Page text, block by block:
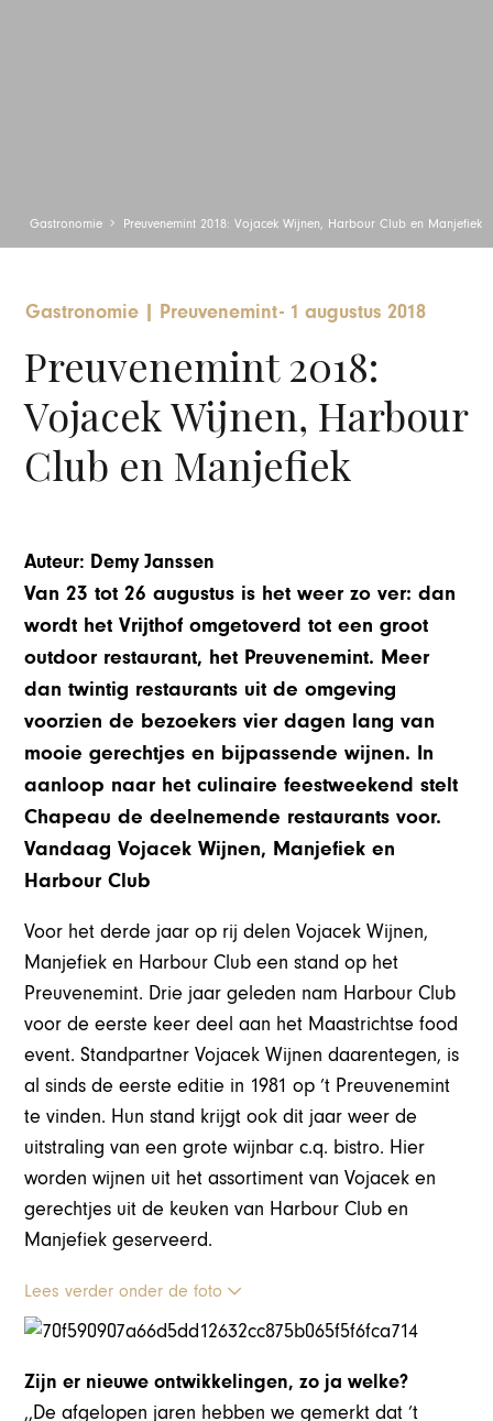
Gastronomie Preuvenemint 2018: Vojacek Wijnen, Harbour Club en Manjefiek
Gastronomie Preuvenemint- 1 augustus 2018
Preuvenemint 2018:
Vojacek Wijnen, Harbour
Club en Manjefiek
Auteur: Demy Janssen
Van 23 tot 26 augustus is het weer zo ver: dan
wordt het Vrijthof omgetoverd tot een groot
outdoor restaurant, het Preuvenemint. Meer
dan twintig restaurants uit de omgeving
voorzien de bezoekers vier dagen lang van
mooie gerechtjes en bijpassende wijnen. In
aanloop naar het culinaire feestweekend stelt
Chapeau de deelnemende restaurants voor.
Vandaag Vojacek Wijnen, Manjefiek en
Harbour Club
Voor het derde jaar op rij delen Vojacek Wijnen,
Manjefiek en Harbour Club een stand op het
Preuvenemint. Drie jaar geleden nam Harbour Club
voor de eerste keer deel aan het Maastrichtse food
event. Standpartner Vojacek Wijnen daarentegen, is
al sinds de eerste editie in 1981 op ’t Preuvenemint
te vinden. Hun stand krijgt ook dit jaar weer de
uitstraling van een grote wijnbar c.q. bistro. Hier
worden wijnen uit het assortiment van Vojacek en
gerechtjes uit de keuken van Harbour Club en
Manjefiek geserveerd.
Lees verder onder de foto
Zijn er nieuwe ontwikkelingen, zo ja welke?
,,De afgelopen jaren hebben we gemerkt dat ’t